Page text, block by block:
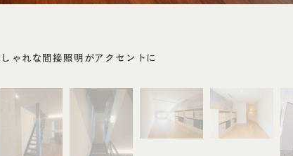
ゃれな間接照明がアクセントに